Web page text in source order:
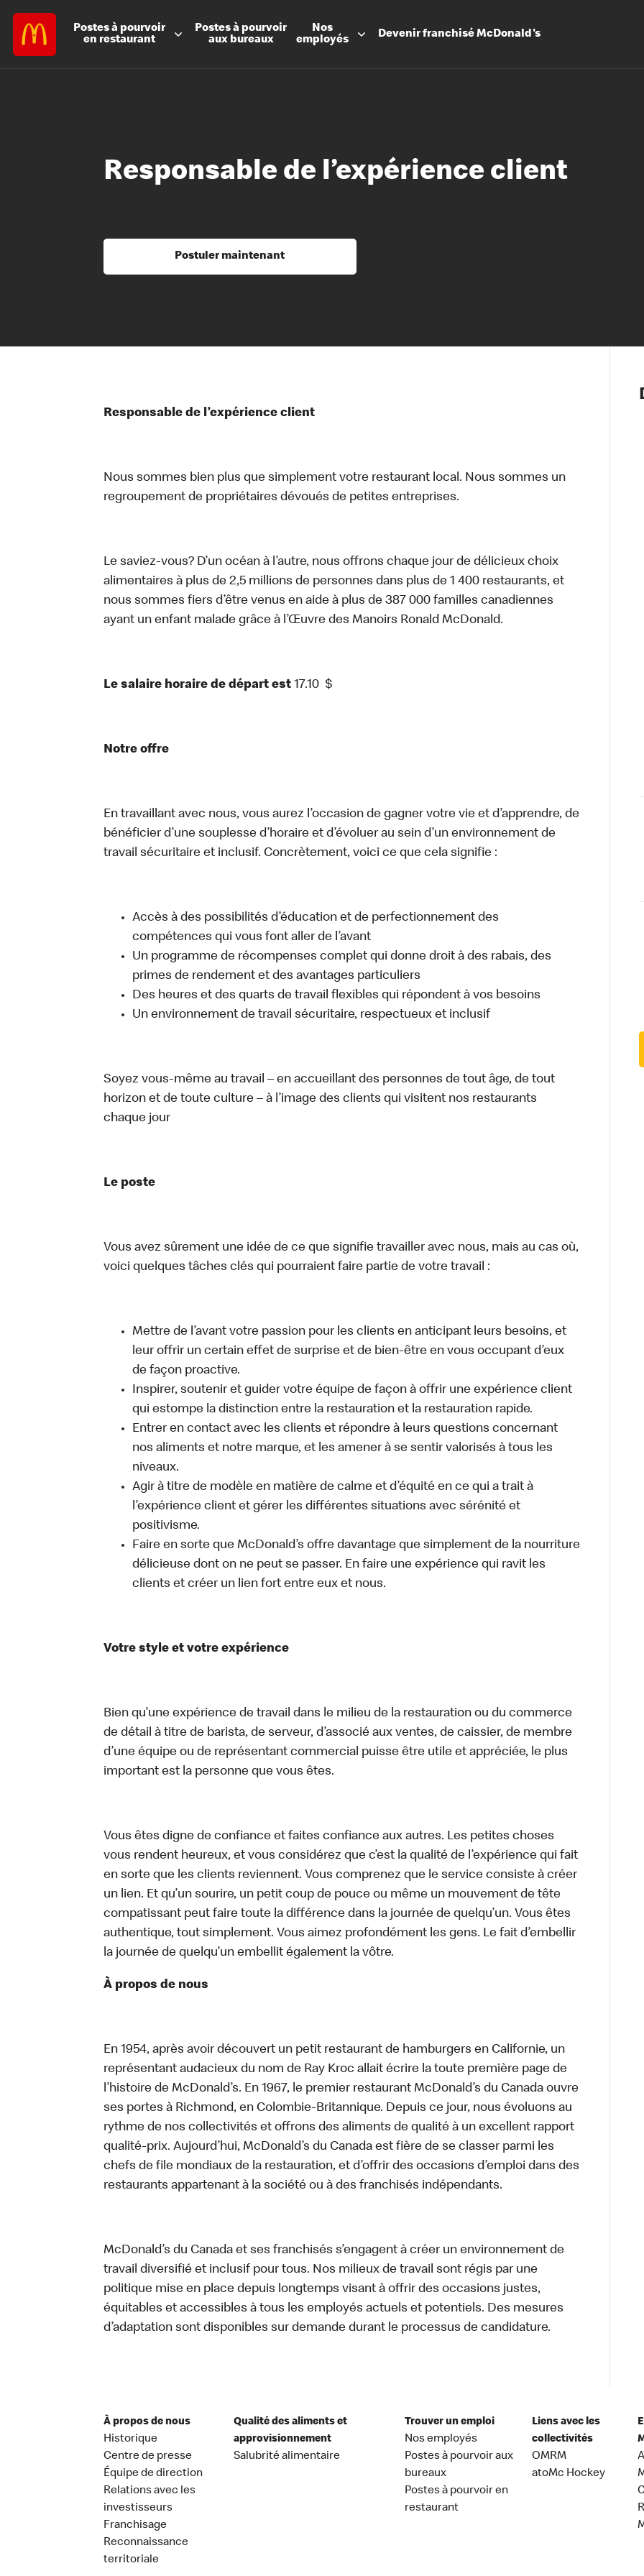
Postes à pourvoir
en restaurant
Postes à pourvoir
aux bureaux
Nos
employés
DevenirfranchiséMcDonald's
Les
Notre
Nos
Santé et
Responsable de l’expérience client
Postuler maintenant
Responsable de l’expérience client
Nous sommes bien plus que simplement votre restaurant local. Nous sommes un
regroupement de propriétaires dévoués de petites entreprises.
Le saviez-vous? D’un océan à l’autre, nous offrons chaque jour de délicieux choix
alimentaires à plus de 2,5 millions de personnes dans plus de 1 400 restaurants, et
nous sommes fiers d’être venus en aide à plus de 387 000 familles canadiennes
ayant un enfant malade grâce à l’Œuvre des Manoirs Ronald McDonald.
Le salaire horaire de départ est 17.10 $
Notre offre
En travaillant avec nous, vous aurez l’occasion de gagner votre vie et d’apprendre, de
bénéficier d’une souplesse d’horaire et d’évoluer au sein d’un environnement de
travail sécuritaire et inclusif. Concrètement, voici ce que cela signifie :
Accès à des possibilités d’éducation et de perfectionnement des
compétences qui vous font aller de l’avant
Un programme de récompenses complet qui donne droit à des rabais, des
primes de rendement et des avantages particuliers
Des heures et des quarts de travail flexibles qui répondent à vos besoins
Un environnement de travail sécuritaire, respectueux et inclusif
Soyez vous-même au travail – en accueillant des personnes de tout âge, de tout
horizon et de toute culture – à l’image des clients qui visitent nos restaurants
chaque jour
Le poste
Vous avez sûrement une idée de ce que signifie travailler avec nous, mais au cas où,
voici quelques tâches clés qui pourraient faire partie de votre travail :
Mettre de l’avant votre passion pour les clients en anticipant leurs besoins, et
leur offrir un certain effet de surprise et de bien-être en vous occupant d’eux
de façon proactive.
Inspirer, soutenir et guider votre équipe de façon à offrir une expérience client
qui estompe la distinction entre la restauration et la restauration rapide.
Entrer en contact avec les clients et répondre à leurs questions concernant
nos aliments et notre marque, et les amener à se sentir valorisés à tous les
niveaux.
Agir à titre de modèle en matière de calme et d’équité en ce qui a trait à
l’expérience client et gérer les différentes situations avec sérénité et
positivisme.
Faire en sorte que McDonald’s offre davantage que simplement de la nourriture
délicieuse dont on ne peut se passer. En faire une expérience qui ravit les
clients et créer un lien fort entre eux et nous.
Votre style et votre expérience
Bien qu’une expérience de travail dans le milieu de la restauration ou du commerce
de détail à titre de barista, de serveur, d’associé aux ventes, de caissier, de membre
d’une équipe ou de représentant commercial puisse être utile et appréciée, le plus
important est la personne que vous êtes.
Vous êtes digne de confiance et faites confiance aux autres. Les petites choses
vous rendent heureux, et vous considérez que c’est la qualité de l’expérience qui fait
en sorte que les clients reviennent. Vous comprenez que le service consiste à créer
un lien. Et qu’un sourire, un petit coup de pouce ou même un mouvement de tête
compatissant peut faire toute la différence dans la journée de quelqu’un. Vous êtes
authentique, tout simplement. Vous aimez profondément les gens. Le fait d’embellir
la journée de quelqu’un embellit également la vôtre.
À propos de nous
En 1954, après avoir découvert un petit restaurant de hamburgers en Californie, un
représentant audacieux du nom de Ray Kroc allait écrire la toute première page de
l’histoire de McDonald’s. En 1967, le premier restaurant McDonald’s du Canada ouvre
ses portes à Richmond, en Colombie-Britannique. Depuis ce jour, nous évoluons au
rythme de nos collectivités et offrons des aliments de qualité à un excellent rapport
qualité-prix. Aujourd’hui, McDonald’s du Canada est fière de se classer parmi les
chefs de file mondiaux de la restauration, et d’offrir des occasions d’emploi dans des
restaurants appartenant à la société ou à des franchisés indépendants.
McDonald’s du Canada et ses franchisés s’engagent à créer un environnement de
travail diversifié et inclusif pour tous. Nos milieux de travail sont régis par une
politique mise en place depuis longtemps visant à offrir des occasions justes,
équitables et accessibles à tous les employés actuels et potentiels. Des mesures
d’adaptation sont disponibles sur demande durant le processus de candidature.
À propos de nous
Historique
Centre de presse
Équipe de direction
Relations avec les
investisseurs
Franchisage
Reconnaissance
territoriale
Qualité des aliments et
approvisionnement
Salubrité alimentaire
Trouver un emploi
Nos employés
Postes à pourvoir aux
bureaux
Postes à pourvoir en
restaurant
Liens avec les
collectivités
OMRM
atoMc Hockey